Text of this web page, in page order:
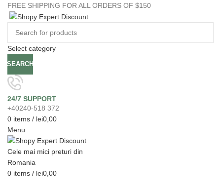
FREE SHIPPING FOR ALL ORDERS OF $150
Select category
SEARCH
24/7 SUPPORT
+40240-518 372
0 items / lei0,00
Menu
0 items / lei0,00